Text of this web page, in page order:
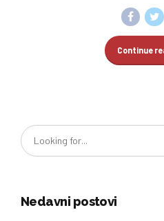
Continue
Nedavni postovi